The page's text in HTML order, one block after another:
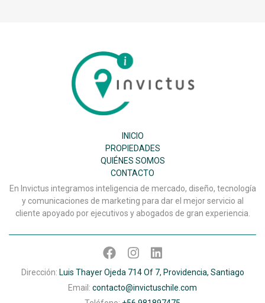
Inmobiliaria
Invictus
INICIO
PROPIEDADES
QUIÉNES SOMOS
CONTACTO
En Invictus integramos inteligencia de mercado, diseño, tecnología
y comunicaciones de marketing para dar el mejor servicio al
cliente apoyado por ejecutivos y abogados de gran experiencia.
Dirección: Luis Thayer Ojeda 714 Of 7, Providencia, Santiago
Email: contacto@invictuschile.com